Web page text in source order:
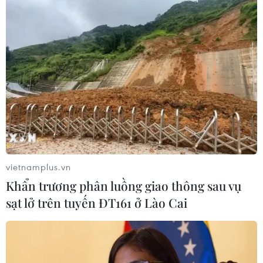
phút sau hành trình dài trước khi sạc để pin hạ nhiệt tự
vietnamplus.vn
Khẩn trương phân luồng giao thông sau vụ
sạt lở trên tuyến ĐT161 ở Lào Cai